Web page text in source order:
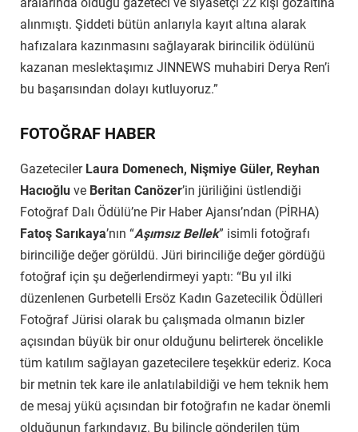
alınmıştı. Şiddeti bütün anlarıyla kayıt altına alarak
hafızalara kazınmasını sağlayarak birincilik ödülünü
kazanan meslektaşımız JINNEWS muhabiri Derya Ren’i
bu başarısından dolayı kutluyoruz.”
FOTOĞRAF HABER
Gazeteciler Laura Domenech, Nişmiye Güler, Reyhan
Hacıoğlu ve Beritan Canözer’in jüriliğini üstlendiği
Fotoğraf Dalı Ödülü’ne Pir Haber Ajansı’ndan (PİRHA)
Fatoş Sarıkaya’nın “Aşımsız Bellek” isimli fotoğrafı
birinciliğe değer görüldü. Jüri birinciliğe değer gördüğü
fotoğraf için şu değerlendirmeyi yaptı: “Bu yıl ilki
düzenlenen Gurbetelli Ersöz Kadın Gazetecilik Ödülleri
Fotoğraf Jürisi olarak bu çalışmada olmanın bizler
açısından büyük bir onur olduğunu belirterek öncelikle
tüm katılım sağlayan gazetecilere teşekkür ederiz. Koca
bir metnin tek kare ile anlatılabildiği ve hem teknik hem
de mesaj yükü açısından bir fotoğrafın ne kadar önemli
olduğunun farkındayız. Bu bilinçle gönderilen tüm